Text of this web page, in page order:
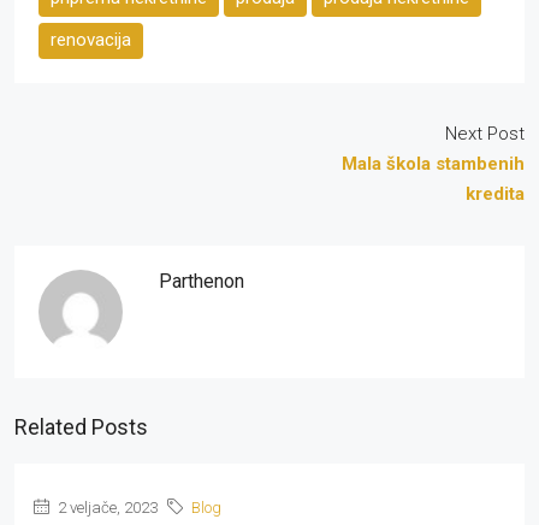
renovacija
Next Post
Mala škola stambenih
kredita
Parthenon
Related Posts
2 veljače, 2023 Blog